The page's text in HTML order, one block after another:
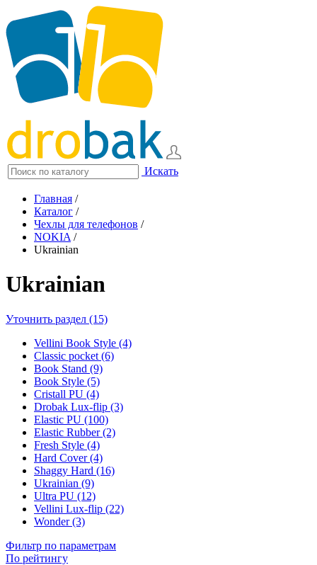
Искать
Главная /
Каталог /
Чехлы для телефонов /
NOKIA /
Ukrainian
Ukrainian
Уточнить раздел (15)
Vellini Book Style (4)
Classic pocket (6)
Book Stand (9)
Book Style (5)
Cristall PU (4)
Drobak Lux-flip (3)
Elastic PU (100)
Elastic Rubber (2)
Fresh Style (4)
Hard Cover (4)
Shaggy Hard (16)
Ukrainian (9)
Ultra PU (12)
Vellini Lux-flip (22)
Wonder (3)
Фильтр по параметрам
По рейтингу